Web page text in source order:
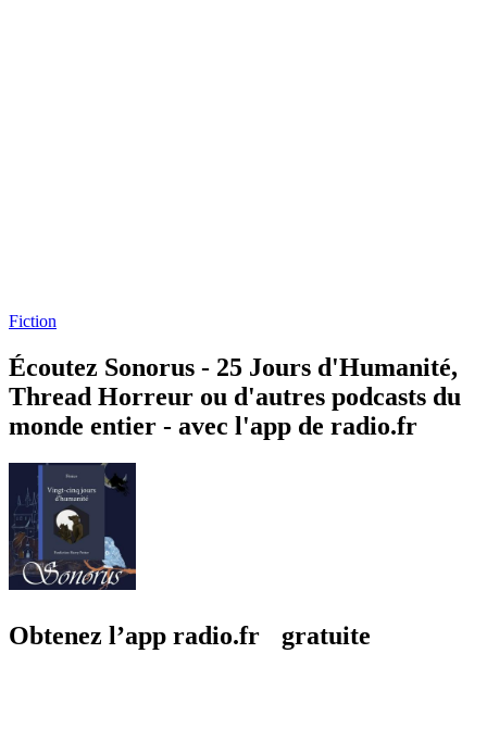
Fiction
Écoutez Sonorus - 25 Jours d'Humanité,
Thread Horreur ou d'autres podcasts du
monde entier - avec l'app de radio.fr
Obtenez l’app radio.fr gratuite